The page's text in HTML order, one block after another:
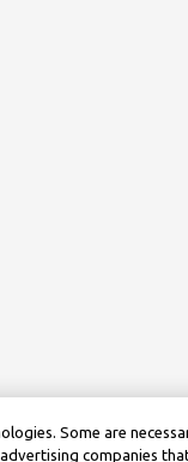
Some are
companies